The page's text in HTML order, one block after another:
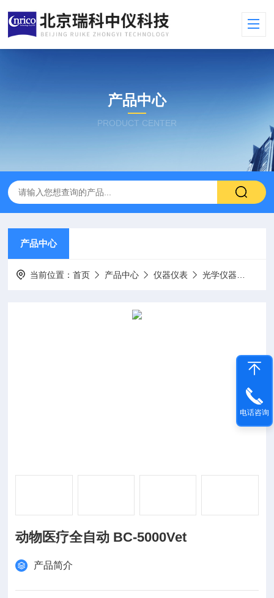
产品中心
PRODUCT CENTER
产品中心
当前位置：首页 产品中心 仪器仪表 光学仪器
动物医疗全自动 BC-5000Vet
产品简介
电话咨询